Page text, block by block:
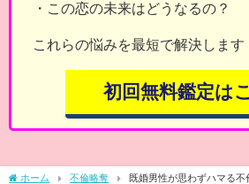
・この恋の未来はどうなるの？
これらの悩みを最短で解決します
初回無料鑑定は
ホーム 不倫略奪 既婚男性が思わずハマる不